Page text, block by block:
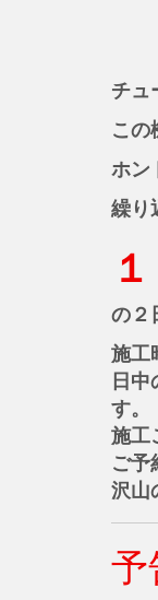
チュ
この
ホン
繰り
の２
施工
日
す。
施工
ご予
沢山
予